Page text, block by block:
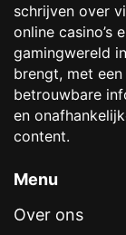
schrijven over
online casino’s
gamingwereld
brengt, met
betrouwbare
en
content.
Menu
Over ons